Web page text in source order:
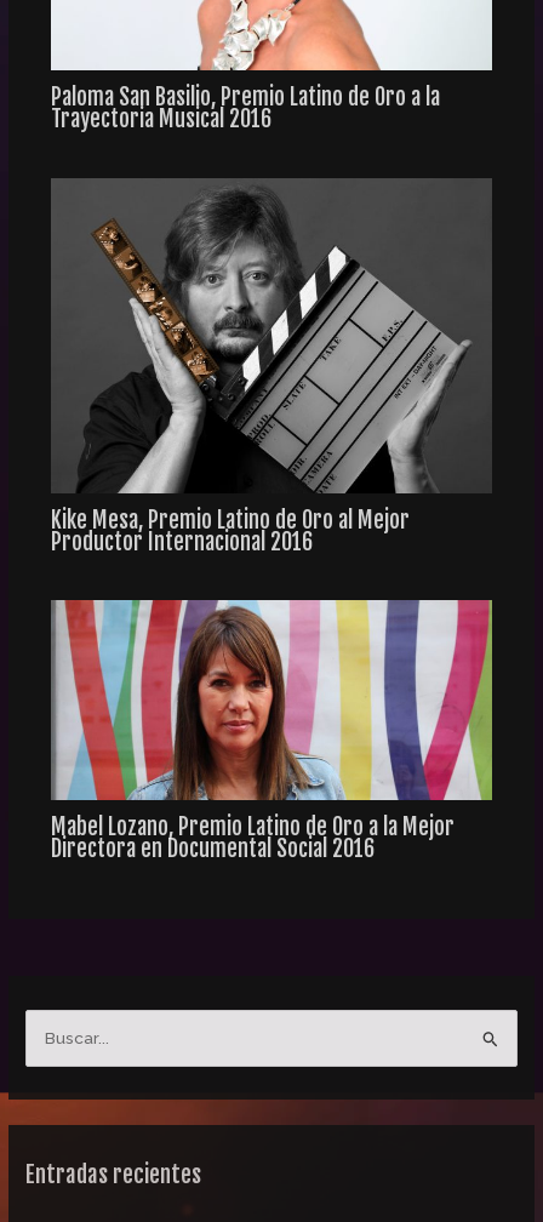
Paloma San Basilio, Premio Latino de Oro a la
Trayectoria Musical 2016
Kike Mesa, Premio Latino de Oro al Mejor
Productor Internacional 2016
Mabel Lozano, Premio Latino de Oro a la Mejor
Directora en Documental Social 2016
aEntradas recientes